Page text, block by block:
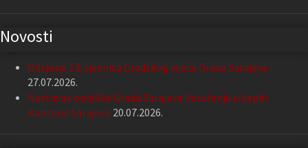
Novosti
Održana 13. sjednica Gradskog vijeća Grada Sarajeva
27.07.2026.
Nastavak podrške Grada Sarajeva Udruženju slijepih
Kantona Sarajevo 20.07.2026.